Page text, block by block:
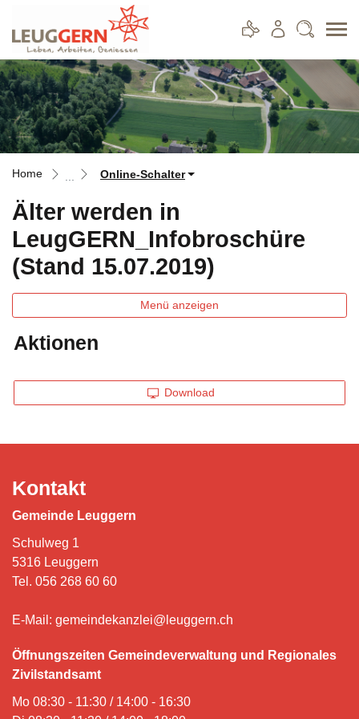
zur Startseite
Direkt zur Hauptnavigation
Direkt zum Inhalt
Direkt zur Suche
Direkt zum Stichwortverzeichnis
Home Online-Schalter
Älter werden in
LeugGERN_Infobroschüre
(Stand 15.07.2019)
Menü anzeigen
Aktionen
Download
Kontakt
Gemeinde Leuggern
Schulweg 1
5316 Leuggern
Tel. 056 268 60 60
E-Mail: gemeindekanzlei@leuggern.ch
Öffnungszeiten Gemeindeverwaltung und Regionales
Zivilstandsamt
Mo 08:30 - 11:30 / 14:00 - 16:30